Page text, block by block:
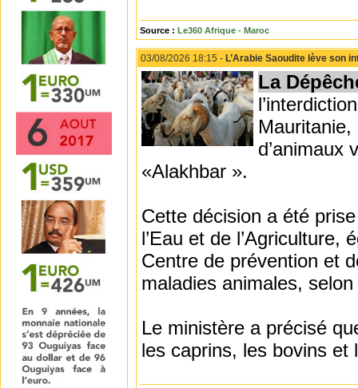
Source : Le360 Afrique - Maroc
03/08/2026 18:15 - L’Arabie Saoudite lève son
La
d’animaux
«Alakhbar ».
Cette décision a été
l’Eau et de l’Agriculture,
Centre de prévention et
maladies animales,
Le ministère a précisé
les caprins, les bovins et